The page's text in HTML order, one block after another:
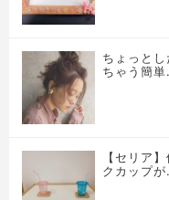
ちょっと
ちゃう簡
【セリア
クカップ